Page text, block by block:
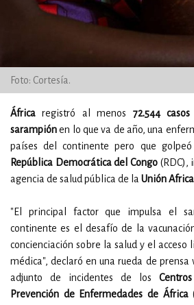
Foto: Cortesía.
África registró al menos 72.544
sarampiónen lo que va de año, una
países del continente pero que
República Democrática del Congo (RDC),
agencia de salud pública de la Unión
"El principal factor que impulsa el
continente es el desafío de la
concienciación sobre la salud y el
médica", declaró en una rueda de
adjunto de incidentes de los
Prevención de Enfermedades de África